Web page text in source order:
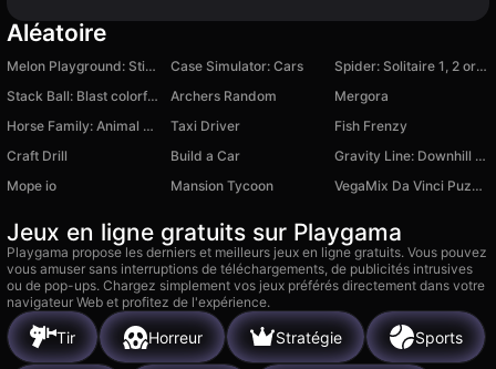
Aléatoire
Melon Playground: Stick Battle Case Simulator: Cars
Spider: Solitaire 1, 2 or 4 suits for free
Stack Ball: Blast colorful bricks 3d
Archers Random
Mergora
Horse Family: Animal Simulator
Taxi Driver
Fish Frenzy
Craft Drill
Build a Car
Gravity Line: Downhill MTB
Mope io
Mansion Tycoon VegaMix Da Vinci Puzzles
Jeux en ligne gratuits sur Playgama
Playgama propose les derniers et meilleurs jeux en ligne gratuits. Vous pouvez
vous amuser sans interruptions de téléchargements, de publicités intrusives
ou de pop-ups. Chargez simplement vos jeux préférés directement dans votre
navigateur Web et profitez de l'expérience.
Tir Horreur Stratégie Sports